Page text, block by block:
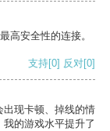
高安全性的连接。
支持[0] 反对[0]
出现卡顿、掉线的情
的游戏水平提升了